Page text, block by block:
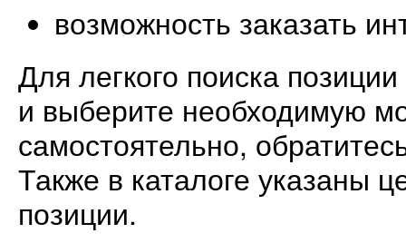
возможность заказать
Для легкого поиска
и выберите необходимую
самостоятельно,
Также в каталоге указаны
позиции.